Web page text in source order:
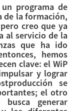
programa de
de la formación,
creo que ya
al servicio de la
que ha ido
hemos
clave: el WiP
y lograr
se
el otro
generar